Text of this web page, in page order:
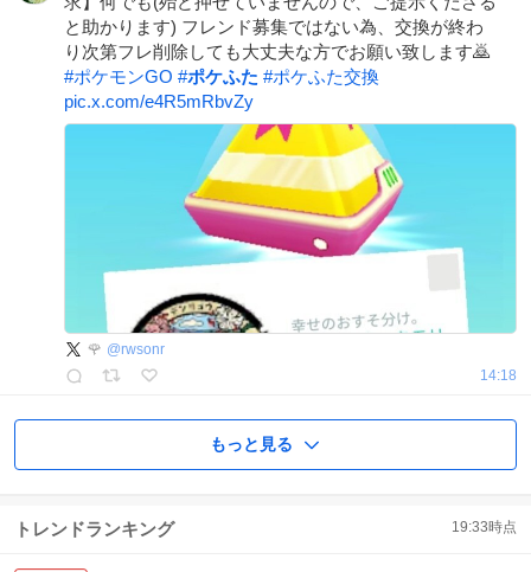
と助かります) フレンド募集ではない為、交換が終わ
り次第フレ削除しても大丈夫な方でお願い致します🙇
#ポケモンGO #ポケふた #ポケふた交換
pic.x.com/e4R5mRbvZy
🌹 @rwsonr
14:18
もっと見る
トレンドランキング 19:33時点